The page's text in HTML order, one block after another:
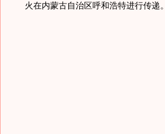
火在内蒙古自治区呼和浩特进行传递